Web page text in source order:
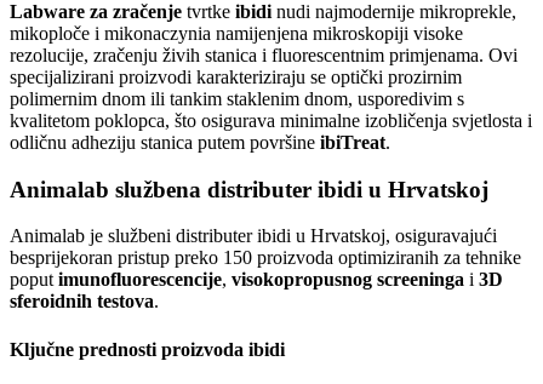
Labware za zračenje tvrtke ibidi nudi najmodernije mikroprekle,
mikoploče i mikonaczynia namijenjena mikroskopiji visoke
rezolucije, zračenju živih stanica i fluorescentnim primjenama. Ovi
specijalizirani proizvodi karakteriziraju se optički prozirnim
polimernim dnom ili tankim staklenim dnom, usporedivim s
kvalitetom poklopca, što osigurava minimalne izobličenja svjetlosta i
odličnu adheziju stanica putem površine ibiTreat.
Animalab službena distributer ibidi u Hrvatskoj
Animalab je službeni distributer ibidi u Hrvatskoj, osiguravajući
besprijekoran pristup preko 150 proizvoda optimiziranih za tehnike
poputimunofluorescencije, visokopropusnog screeninga i 3D
sferoidnih testova.
Ključne prednosti proizvoda ibidi